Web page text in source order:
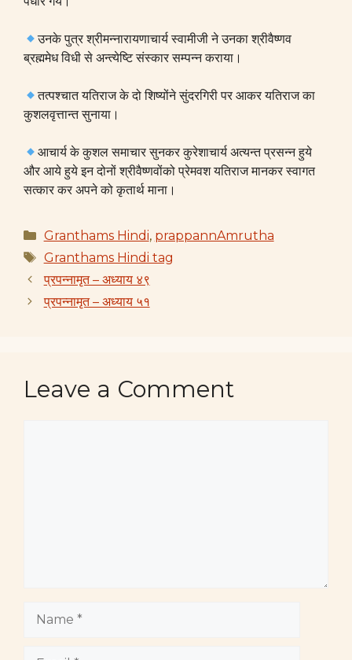
उनके पुत्र श्रीमन्नारायणाचार्य स्वामीजी ने उनका श्रीवैष्णव
ब्रह्ममेध विधी से अन्त्येष्टि संस्कार सम्पन्न कराया।
तत्पश्चात यतिराज के दो शिष्योंने सुंदरगिरी पर आकर यतिराज का
कुशलवृत्तान्त सुनाया।
आचार्य के कुशल समाचार सुनकर कुरेशाचार्य अत्यन्त प्रसन्न हुये
और आये हुये इन दोनों श्रीवैष्णवोंको प्रेमवश यतिराज मानकर स्वागत
सत्कार कर अपने को कृतार्थ माना।
Categories
Granthams Hindi, prappannAmrutha
Tags
Granthams Hindi tag
प्रपन्नामृत – अध्याय ४९
प्रपन्नामृत – अध्याय ५१
Leave a Comment